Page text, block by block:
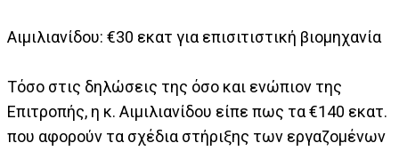
Αιμιλιανίδου: €30 εκατ για επισιτιστική βιομηχανία
Τόσο στις δηλώσεις της όσο και ενώπιον της
Επιτροπής, η κ. Αιμιλιανίδου είπε πως τα €140 εκατ.
που αφορούν τα σχέδια στήριξης των εργαζομένων